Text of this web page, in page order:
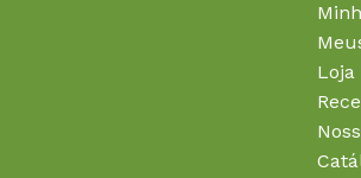
Loja